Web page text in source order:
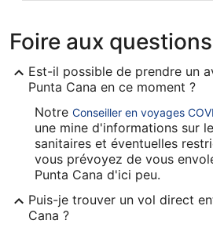
Foire aux questions
Est-il possible de prendre un
Punta Cana en ce moment ?
Notre Conseiller en voyages
une mine d'informations sur
sanitaires et éventuelles
vous prévoyez de vous
Punta Cana d'ici peu.
Puis-je trouver un vol direct
Cana ?